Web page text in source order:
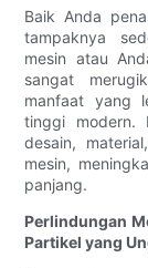
Baik Anda
tampaknya
mesin atau
sangat
manfaat yang
tinggi modern.
desain,
mesin,
panjang.
Perlindungan
Partikel yang